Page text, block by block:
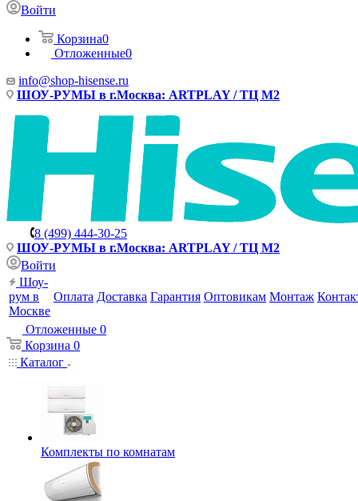
Войти
Корзина0
Отложенные0
info@shop-hisense.ru
ШОУ-РУМЫ в г.Москва: ARTPLAY / ТЦ М2
8 (499) 444-30-25
ШОУ-РУМЫ в г.Москва: ARTPLAY / ТЦ М2
Войти
Шоу-
рум в
Москве
Оплата Доставка Гарантия Оптовикам Монтаж
Отложенные 0
Корзина 0
Каталог
Комплекты по комнатам